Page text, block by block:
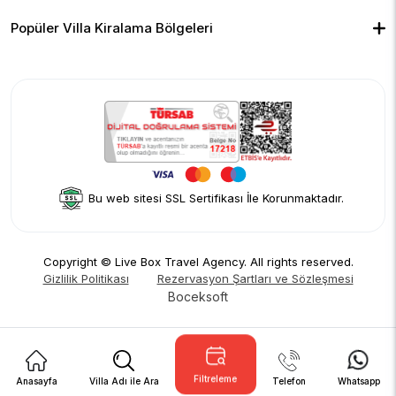
Merkeze Yakın Villalar
Yorumlar
Hakkımızda
Popüler Villa Kiralama Bölgeleri
Bu web sitesi SSL Sertifikası İle Korunmaktadır.
Copyright © Live Box Travel Agency. All rights reserved.
Gizlilik Politikası
Rezervasyon Şartları ve Sözleşmesi
Boceksoft
Anasayfa Villa Adı ile Ara
Filtreleme
Telefon
Whatsapp